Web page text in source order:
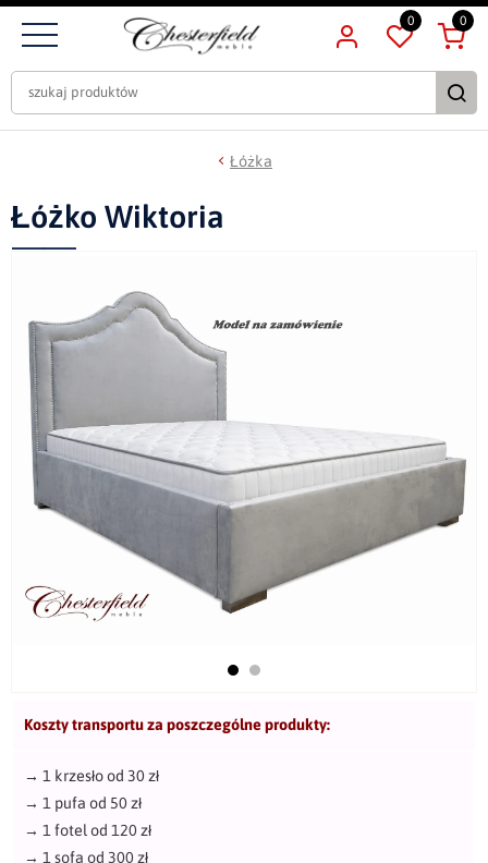
0 0
Łóżka
Łóżko Wiktoria
Koszty transportu za poszczególne produkty:
→ 1 krzesło od 30 zł
→ 1 pufa od 50 zł
→ 1 fotel od 120 zł
→ 1 sofa od 300 zł